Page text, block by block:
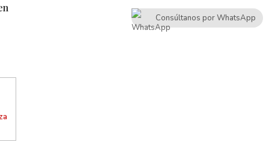
Consúltanos por WhatsApp